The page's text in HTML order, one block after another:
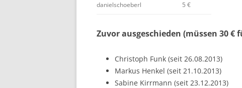
danielschoeberl 5 €
Zuvor ausgeschieden (müssen 30 €
Christoph Funk (seit 26.08.2013)
Markus Henkel (seit 21.10.2013)
Sabine Kirrmann (seit 23.12.2013)